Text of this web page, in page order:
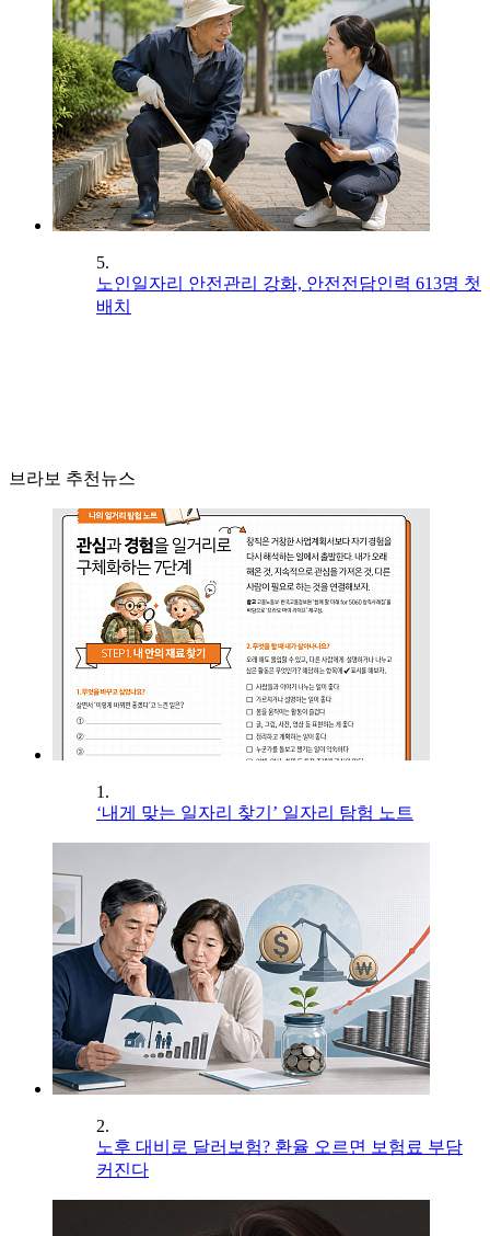
5.
노인일자리 안전관리 강화, 안전전담인력 613명 첫
배치
브라보 추천뉴스
1.
‘내게 맞는 일자리 찾기’ 일자리 탐험 노트
2.
노후 대비로 달러보험? 환율 오르면 보험료 부담
커진다